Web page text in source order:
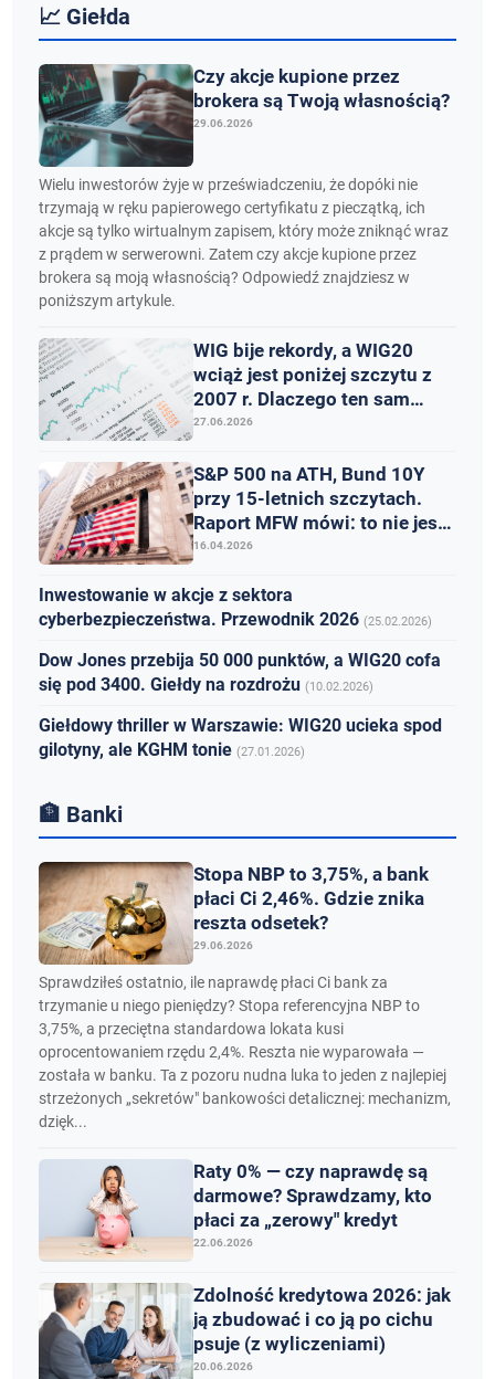
📈 Giełda
Czy akcje kupione przez
brokera są Twoją własnością?
29.06.2026
Wielu inwestorów żyje w przeświadczeniu, że dopóki nie
trzymają w ręku papierowego certyfikatu z pieczątką, ich
akcje są tylko wirtualnym zapisem, który może zniknąć wraz
z prądem w serwerowni. Zatem czy akcje kupione przez
brokera są moją własnością? Odpowiedź znajdziesz w
poniższym artykule.
WIG bije rekordy, a WIG20
wciąż jest poniżej szczytu z
2007 r. Dlaczego ten sam
rynek daje dwa różne wnioski
27.06.2026
S&P 500 na ATH, Bund 10Y
przy 15-letnich szczytach.
Raport MFW mówi: to nie jest
spokój
16.04.2026
Inwestowanie w akcje z sektora
cyberbezpieczeństwa. Przewodnik 2026(25.02.2026)
Dow Jones przebija 50 000 punktów, a WIG20 cofa
się pod 3400. Giełdy na rozdrożu(10.02.2026)
Giełdowy thriller w Warszawie: WIG20 ucieka spod
gilotyny, ale KGHM tonie(27.01.2026)
🏦 Banki
Stopa NBP to 3,75%, a bank
płaci Ci 2,46%. Gdzie znika
reszta odsetek?
29.06.2026
Sprawdziłeś ostatnio, ile naprawdę płaci Ci bank za
trzymanie u niego pieniędzy? Stopa referencyjna NBP to
3,75%, a przeciętna standardowa lokata kusi
oprocentowaniem rzędu 2,4%. Reszta nie wyparowała —
została w banku. Ta z pozoru nudna luka to jeden z najlepiej
strzeżonych „sekretów" bankowości detalicznej: mechanizm,
dzięk...
Raty 0% — czy naprawdę są
darmowe? Sprawdzamy, kto
płaci za „zerowy" kredyt
22.06.2026
Zdolność kredytowa 2026: jak
ją zbudować i co ją po cichu
psuje (z wyliczeniami)
20.06.2026